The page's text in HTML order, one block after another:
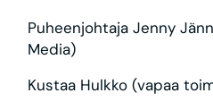
Puheenjohtaja Jenny
Media)
Kustaa Hulkko (vapaa